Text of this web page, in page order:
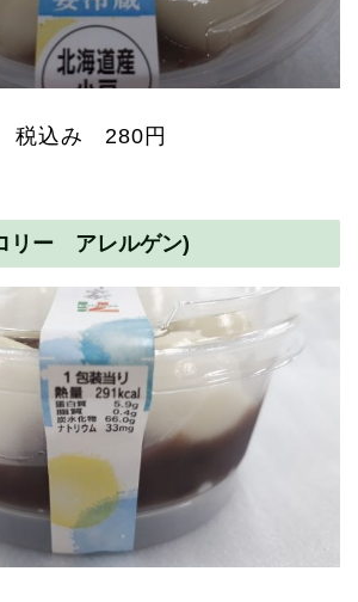
込み 280円
リー アレルゲン)